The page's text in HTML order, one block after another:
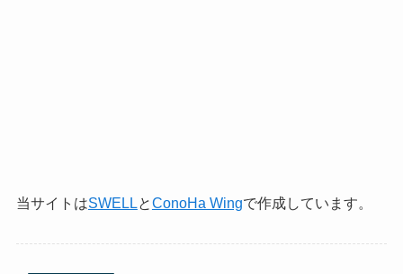
当サイトはSWELLとConoHa Wingで作成しています。